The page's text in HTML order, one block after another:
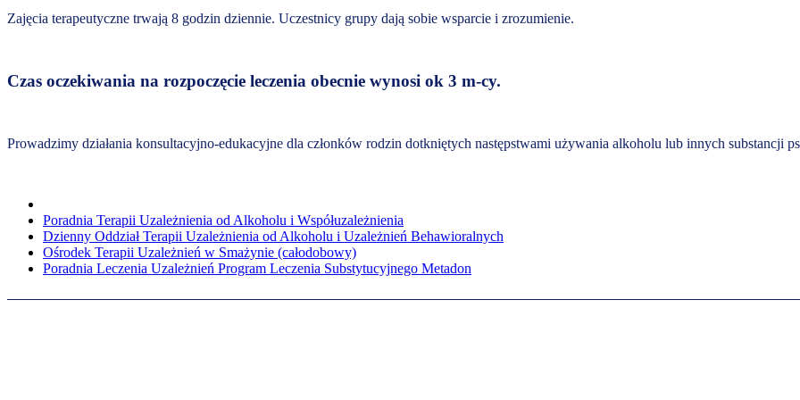
Zajęcia terapeutyczne trwają 8 godzin dziennie. Uczestnicy grupy dają sobie wsparcie i zrozumienie.
Czas oczekiwania na rozpoczęcie leczenia obecnie wynosi ok 3 m-cy.
Prowadzimy działania konsultacyjno-edukacyjne dla członków rodzin dotkniętych następstwami używania alkoholu lub innych substancji
Poradnia Terapii Uzależnienia od Alkoholu i Współuzależnienia
Dzienny Oddział Terapii Uzależnienia od Alkoholu i Uzależnień Behawioralnych
Ośrodek Terapii Uzależnień w Smażynie (całodobowy)
Poradnia Leczenia Uzależnień Program Leczenia Substytucyjnego Metadon